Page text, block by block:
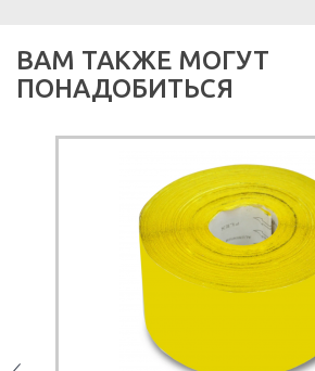
ВАМ ТАКЖЕ МОГУТ
ПОНАДОБИТЬСЯ